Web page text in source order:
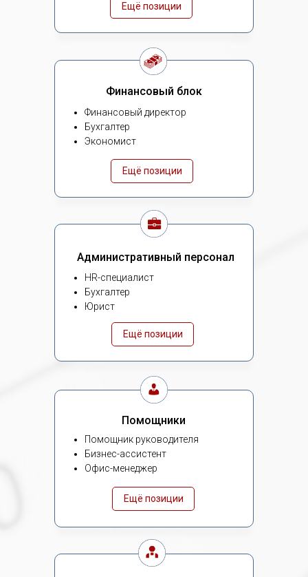
Ещё позиции
Финансовый блок
Финансовый директор
Бухгалтер
Экономист
Ещё позиции
Административный персонал
HR-специалист
Бухгалтер
Юрист
Ещё позиции
Помощники
Помощник руководителя
Бизнес-ассистент
Офис-менеджер
Ещё позиции